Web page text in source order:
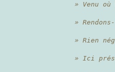
» Venu où
»
» Rien
» Ici